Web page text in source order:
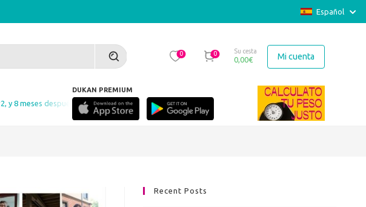
Español
0 0 Su cesta
0,00€ Mi cuenta
después no he recuperado nada». Martine Volle MAUBEC
DUKAN PREMIUM
Recent Posts